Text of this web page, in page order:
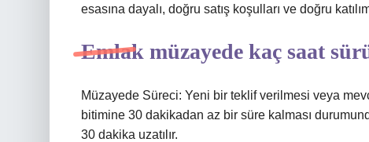
esasına dayalı, doğru satış koşulları ve doğru
Emlak müzayede kaç saat
Müzayede Süreci: Yeni bir teklif verilmesi veya
bitimine 30 dakikadan az bir süre kalması
30 dakika uzatılır.